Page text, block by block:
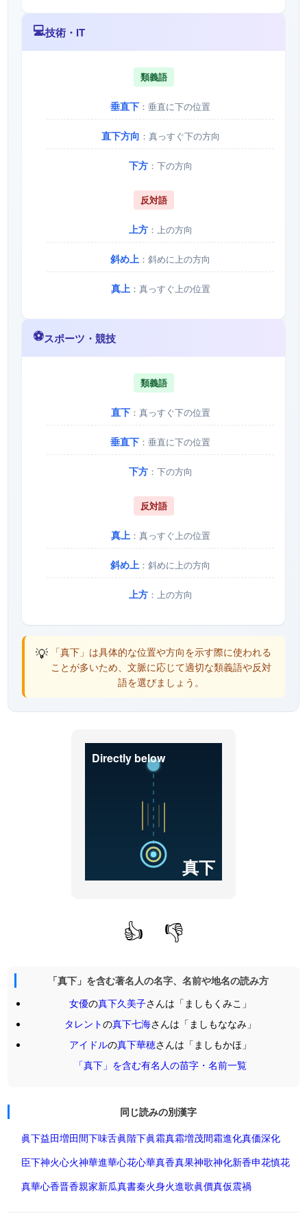
💻技術・IT
類義語
垂直下 ：垂直に下の位置
直下方向 ：真っすぐ下の方向
下方：下の方向
反対語
上方：上の方向
斜め上 ：斜めに上の方向
真上：真っすぐ上の位置
⚽スポーツ・競技
類義語
直下：真っすぐ下の位置
垂直下 ：垂直に下の位置
下方：下の方向
反対語
真上：真っすぐ上の位置
斜め上 ：斜めに上の方向
上方：上の方向
💡 「真下」は具体的な位置や方向を示す際に使われる
ことが多いため、文脈に応じて適切な類義語や反対
語を選びましょう。
真下
Directly below
👍 👎
「真下」を含む著名人の名字、名前や地名の読み方
女優の真下久美子さんは「ましもくみこ」
タレントの真下七海さんは「ましもななみ」
アイドルの真下華穂さんは「ましもかほ」
「真下」を含む有名人の苗字・名前一覧
同じ読みの別漢字
眞下益田増田間下味舌眞階下眞霜真霜増茂間霜進化真価深化
臣下神火心火神華進華心花心華真香真果神歌神化新香申花慎花
真華心香晋香親家新瓜真書秦火身火進歌眞價真仮震禍